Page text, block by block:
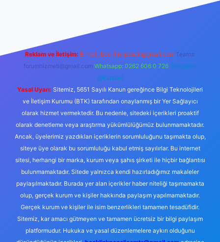
Reklam ve İletişim: E-mail: backlinkpaneli@gmail.com Teams:
forumhizmeti@gmail.com Whatsapp: 0262 606 0 726 Telegram:
@karabul
Yasal Uyarı: Sitemiz, 5651 Sayılı Kanun gereğince Bilgi Teknolojileri
ve İletişim Kurumu (BTK) tarafından onaylanmış bir Yer Sağlayıcı
olarak hizmet vermektedir. Bu nedenle, sitedeki içerikleri proaktif
olarak denetleme veya araştırma yükümlülüğümüz bulunmamaktadır.
Ancak, üyelerimiz yazdıkları içeriklerin sorumluluğunu taşımakta olup,
siteye üye olarak bu sorumluluğu kabul etmiş sayılırlar. Bu internet
sitesi, herhangi bir marka, kurum veya şahıs şirketi ile hiçbir bağlantısı
bulunmamaktadır. Sitede yalnızca kendi hazırladığımız makaleler
paylaşılmaktadır. Burada yer alan içerikler haber niteliği taşımamakta
olup, gerçek kurum ve kişiler hakkında paylaşım yapılmamaktadır.
Gerçek kurum ve kişiler ile isim benzerlikleri tamamen tesadüfidir.
Sitemiz, kar amacı gütmeyen ve tamamen ücretsiz bir bilgi paylaşım
platformudur. Hukuka ve yasal düzenlemelere aykırı olduğunu